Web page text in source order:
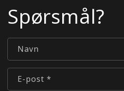
Spørsmål?
Navn
E-post *